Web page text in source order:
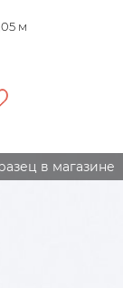
м
в магазине